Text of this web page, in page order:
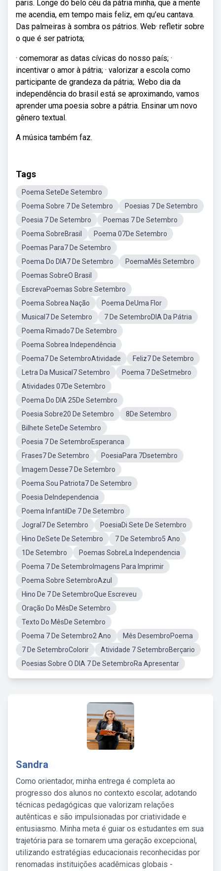
paris. Longe do belo céu da pátria minha, que a mente
me acendia, em tempo mais feliz, em qu'eu cantava.
Das palmeiras à sombra os pátrios. Web· refletir sobre
o que é ser patriota;
· comemorar as datas cívicas do nosso país; ·
incentivar o amor à pátria; · valorizar a escola como
participante de grandeza da pátria;. Webo dia da
independência do brasil está se aproximando, vamos
aprender uma poesia sobre a pátria. Ensinar um novo
gênero textual.
A música também faz.
Tags
Poema SeteDe Setembro
Poema Sobre 7 De Setembro
Poesias 7 De Setembro
Poesia 7 De Setembro
Poemas 7 De Setembro
Poema SobreBrasil
Poema 07De Setembro
Poemas Para7 De Setembro
Poema Do DIA7 De Setembro
PoemaMês Setembro
Poemas SobreO Brasil
EscrevaPoemas Sobre Setembro
Poema Sobrea Nação
Poema DeUma Flor
Musical7 De Setembro
7 De SetembroDIA Da Pátria
Poema Rimado7 De Setembro
Poema Sobrea Independência
Poema7 De SetembroAtividade
Feliz7 De Setembro
Letra Da Musical7 Setembro
Poema 7 DeSetmebro
Atividades 07De Setembro
Poema Do DIA 25De Setembro
Poesia Sobre20 De Setembro
8De Setembro
Bilhete SeteDe Setembro
Poesia 7 De SetembroEsperanca
Frases7 De Setembro
PoesiaPara 7Dsetembro
Imagem Desse7 De Setembro
Poema Sou Patriota7 De Setembro
Poesia DeIndependencia
Poema InfantilDe 7 De Setembro
Jogral7 De Setembro
PoesiaDi Sete De Setembro
Hino DeSete De Setembro
7 De Setembro5 Ano
1De Setembro
Poemas SobreLa Independencia
Poema 7 De SetembroImagens Para Imprimir
Poema Sobre SetembroAzul
Hino De 7 De SetembroQue Escreveu
Oração Do MêsDe Setembro
Texto Do MêsDe Setembro
Poema 7 De Setembro2 Ano
Mês DesembroPoema
7 De SetembroColorir
Atividade 7 SetembroBerçario
Poesias Sobre O DIA 7 De SetembroRa Apresentar
Sandra
Como orientador, minha entrega é completa ao
progresso dos alunos no contexto escolar, adotando
técnicas pedagógicas que valorizam relações
autênticas e são impulsionadas por criatividade e
entusiasmo. Minha meta é guiar os estudantes em sua
trajetória para se tornarem uma geração excepcional,
utilizando estratégias educacionais reconhecidas por
renomadas instituições acadêmicas globais -